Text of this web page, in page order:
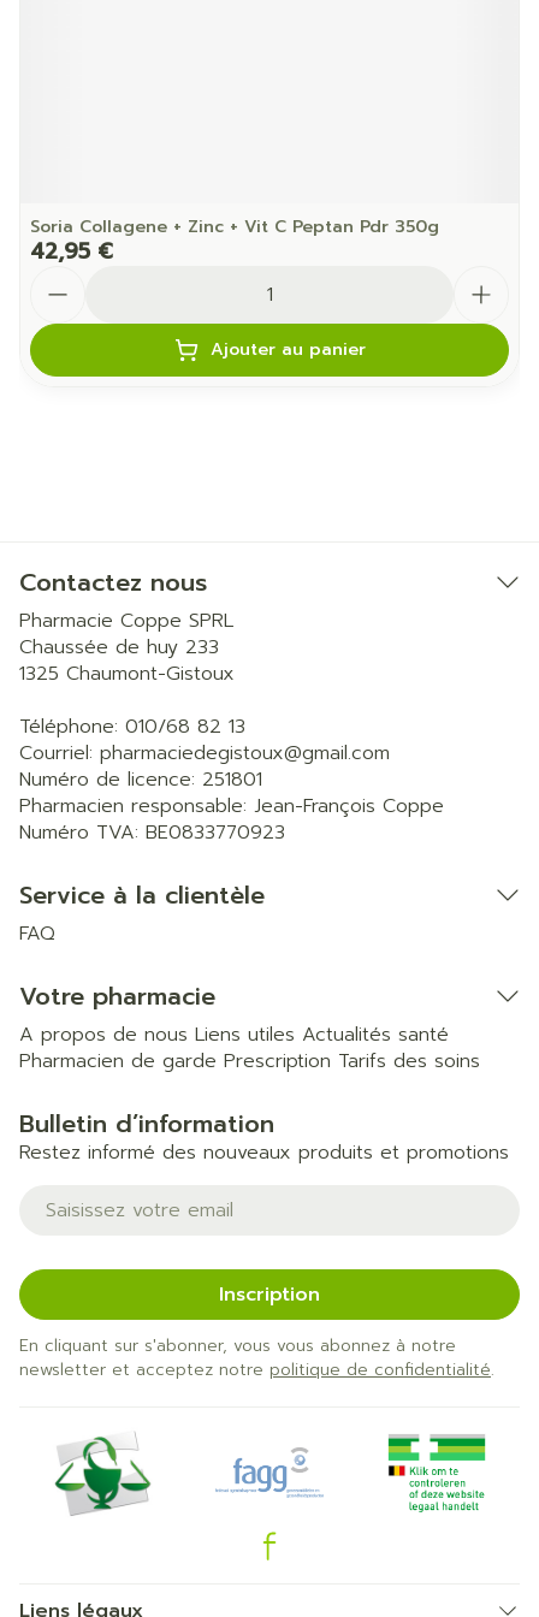
Soria Collagene + Zinc + Vit C Peptan Pdr 350g
42,95 €
Ajouter au panier
Contactez nous
Pharmacie Coppe SPRL
Chaussée de huy 233
1325 Chaumont-Gistoux
Téléphone: 010/68 82 13
Courriel: pharmaciedegistoux@gmail.com
Numéro de licence: 251801
Pharmacien responsable: Jean-François Coppe
Numéro TVA: BE0833770923
Service à la clientèle
FAQ
Votre pharmacie
A propos de nous Liens utiles Actualités santé
Pharmacien de garde Prescription Tarifs des soins
Bulletin d’information
Restez informé des nouveaux produits et promotions
Adresse mail
Inscription
En cliquant sur s'abonner, vous vous abonnez à notre
newsletter et acceptez notre politique de confidentialité.
Liens légaux